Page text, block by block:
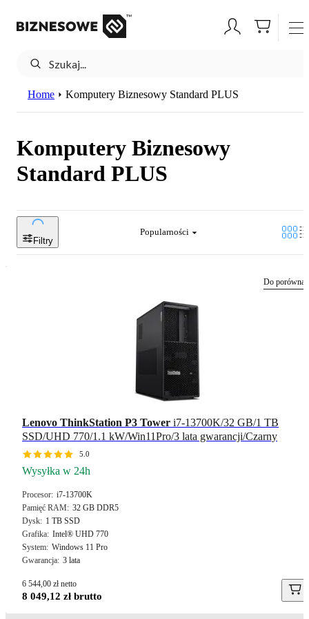
Home Komputery Biznesowy Standard PLUS
Komputery Biznesowy
Standard PLUS
Filtry
Popularności
Do
Lenovo ThinkStation P3 Tower i7-13700K/32 GB/1 TB
SSD/UHD 770/1.1 kW/Win11Pro/3 lata gwarancji/Czarny
5.0
Wysyłka w 24h
Procesor i7-13700K
Pamięć RAM 32 GB DDR5
Dysk
1 TB SSD
Grafika Intel® UHD 770
System Windows 11 Pro
Gwarancja 3 lata
6 544,00 zł netto
8 049,12 zł brutto